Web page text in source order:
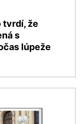
tvrdí, že
s
lúpeže